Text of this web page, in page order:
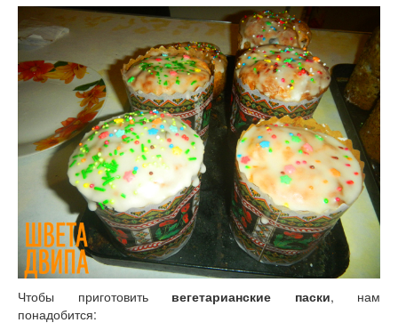
Чтобы приготовитьвегетарианские паски, нам
понадобится: